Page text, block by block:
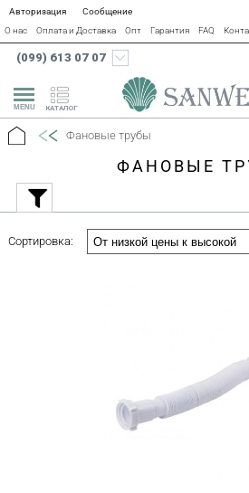
Авторизация
Сообщение
О нас
Оплата и Доставка Опт Гарантия FAQ
(099) 613 07 07
КАТАЛОГ
Фановые трубы
ФАНОВЫЕ
Сортировка: